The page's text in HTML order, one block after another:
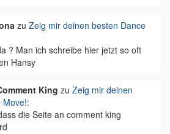
zu Zeig mir deinen besten Dance
? Man ich schreibe hier jetzt so oft
Hansy
King zu Zeig mir deinen
Move!:
die Seite an comment king